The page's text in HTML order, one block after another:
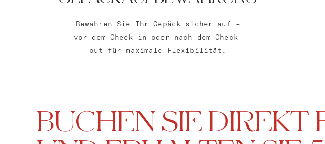
Bewahren Sie Ihr Gepäck sicher auf –
vor dem Check-in oder nach dem Check-
out für maximale Flexibilität.
BUCHEN SIE DIREKT